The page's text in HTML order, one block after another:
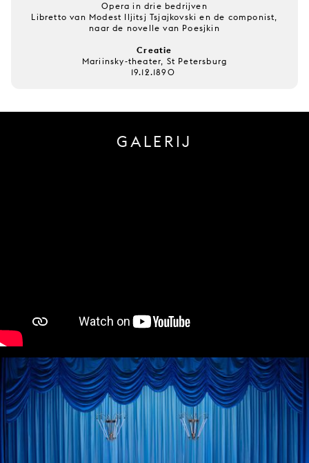
Opera in drie bedrijven
Libretto van Modest Iljitsj Tsjajkovski en de componist,
naar de novelle van Poesjkin
Creatie
Mariinsky-theater, St Petersburg
19.12.1890
GALERIJ